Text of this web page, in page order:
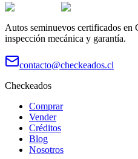
Autos seminuevos certificados en
inspección mecánica y garantía.
contacto@checkeados.cl
Checkeados
Comprar
Vender
Créditos
Blog
Nosotros